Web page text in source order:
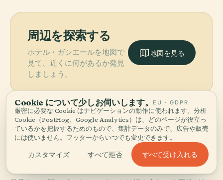
周辺を探索する
ホテル・ガシエールを地図で
見て、近くに何があるか発見
しましょう。
地図を見る
More inクレルモン＝フ
ェラン.
Cookie について少しお伺いします。 EU · GDPR
厳密に必要な Cookie はナビゲーションの動作に使われます。分析
Cookie（PostHog、Google Analytics）は、どのページが役立っ
ているかを把握するためのもので、集計データのみで、広告や販売
には使いません。フッターからいつでも変更できます。
カスタマイズ すべて拒否 すべて受け入れる